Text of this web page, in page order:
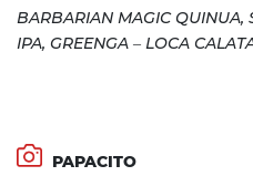
BARBARIAN MAGIC QUINUA,
IPA, GREENGA – LOCA
PAPACITO